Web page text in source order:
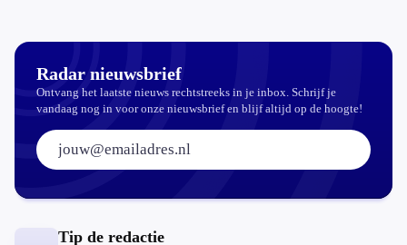
Radar nieuwsbrief
Ontvang het laatste nieuws rechtstreeks in je inbox. Schrijf je
vandaag nog in voor onze nieuwsbrief en blijf altijd op de hoogte!
E-mailadres:
Tip de redactie